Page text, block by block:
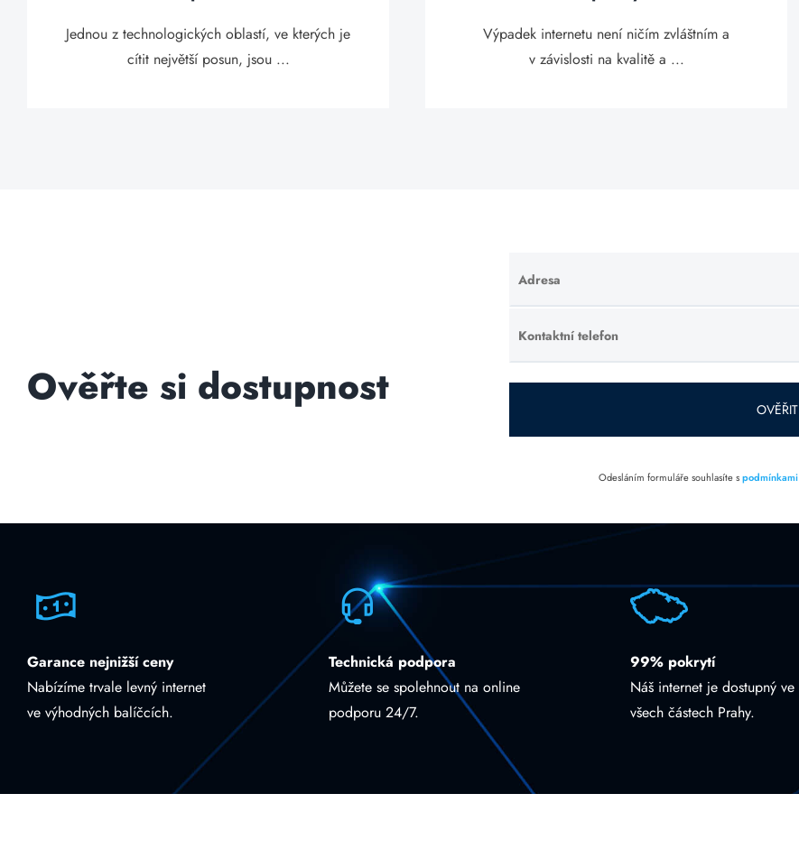
Jednou z technologických oblastí, ve kterých je
cítit největší posun, jsou ...
Výpadek internetu není ničím zvláštním a
v závislosti na kvalitě a ...
Ověřte si dostupnost
Adresa
Ponechte
toto pole
prázdné.
Kontaktní telefon
Ponechte
toto pole
prázdné.
OVĚŘIT
Odesláním formuláře souhlasíte spodmínkami
Garance nejnižší ceny
Nabízíme trvale levný internet
ve výhodných balíčcích.
Technická podpora
Můžete se spolehnout na online
podporu 24/7.
99% pokrytí
Náš internet je dostupný ve
všech částech Prahy.